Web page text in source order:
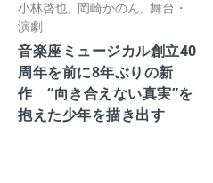
小林啓也
岡崎かのん
舞台・
演劇
音楽座ミュージカル創立40
周年を前に8年ぶりの新
作 “向き合えない真実”を
抱えた少年を描き出す